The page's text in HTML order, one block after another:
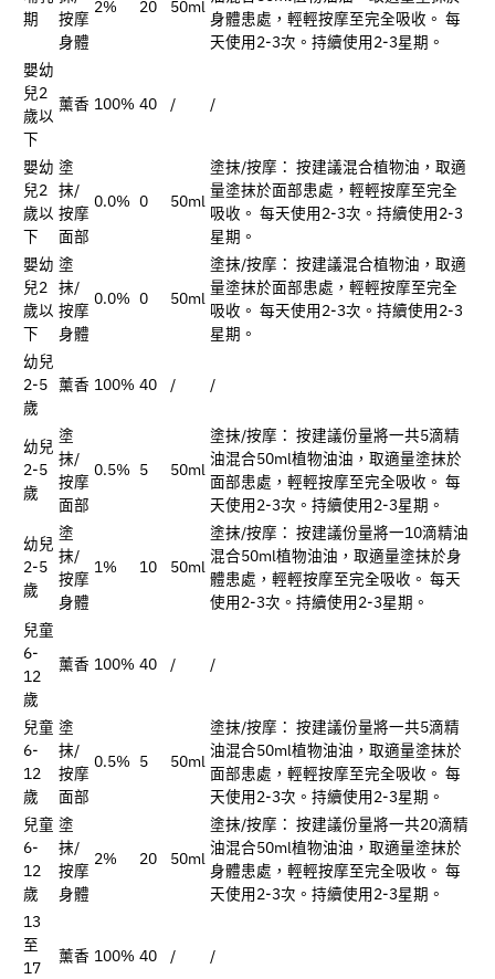
期
按摩
身體
2% 20 50ml
身體患處，輕輕按摩至完全吸收。 每
天使用2-3次。持續使用2-3星期。
嬰幼
兒2
歲以
下
薰香 100% 40 / /
嬰幼
兒2
歲以
下
塗
抹/
按摩
面部
0.0% 0 50ml
塗抹/按摩： 按建議混合植物油，取適
量塗抹於面部患處，輕輕按摩至完全
吸收。 每天使用2-3次。持續使用2-3
星期。
嬰幼
兒2
歲以
下
塗
抹/
按摩
身體
0.0% 0 50ml
塗抹/按摩： 按建議混合植物油，取適
量塗抹於面部患處，輕輕按摩至完全
吸收。 每天使用2-3次。持續使用2-3
星期。
幼兒
2-5
歲
薰香 100% 40 / /
幼兒
2-5
歲
塗
抹/
按摩
面部
0.5% 5 50ml
塗抹/按摩： 按建議份量將一共5滴精
油混合50ml植物油油，取適量塗抹於
面部患處，輕輕按摩至完全吸收。 每
天使用2-3次。持續使用2-3星期。
幼兒
2-5
歲
塗
抹/
按摩
身體
1% 10 50ml
塗抹/按摩： 按建議份量將一10滴精油
混合50ml植物油油，取適量塗抹於身
體患處，輕輕按摩至完全吸收。 每天
使用2-3次。持續使用2-3星期。
兒童
6-
12
歲
薰香 100% 40 / /
兒童
6-
12
歲
塗
抹/
按摩
面部
0.5% 5 50ml
塗抹/按摩： 按建議份量將一共5滴精
油混合50ml植物油油，取適量塗抹於
面部患處，輕輕按摩至完全吸收。 每
天使用2-3次。持續使用2-3星期。
兒童
6-
12
歲
塗
抹/
按摩
身體
2% 20 50ml
塗抹/按摩： 按建議份量將一共20滴精
油混合50ml植物油油，取適量塗抹於
身體患處，輕輕按摩至完全吸收。 每
天使用2-3次。持續使用2-3星期。
13
至
17
薰香 100% 40 / /